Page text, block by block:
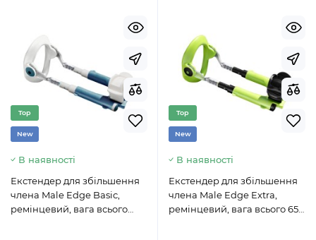
Top
New
В наявності
Екстендер для збільшення
члена Male Edge Basic,
ремінцевий, вага всього
Top
New
В наявності
Екстендер для збільшення
члена Male Edge Extra,
ремінцевий, вага всього 65